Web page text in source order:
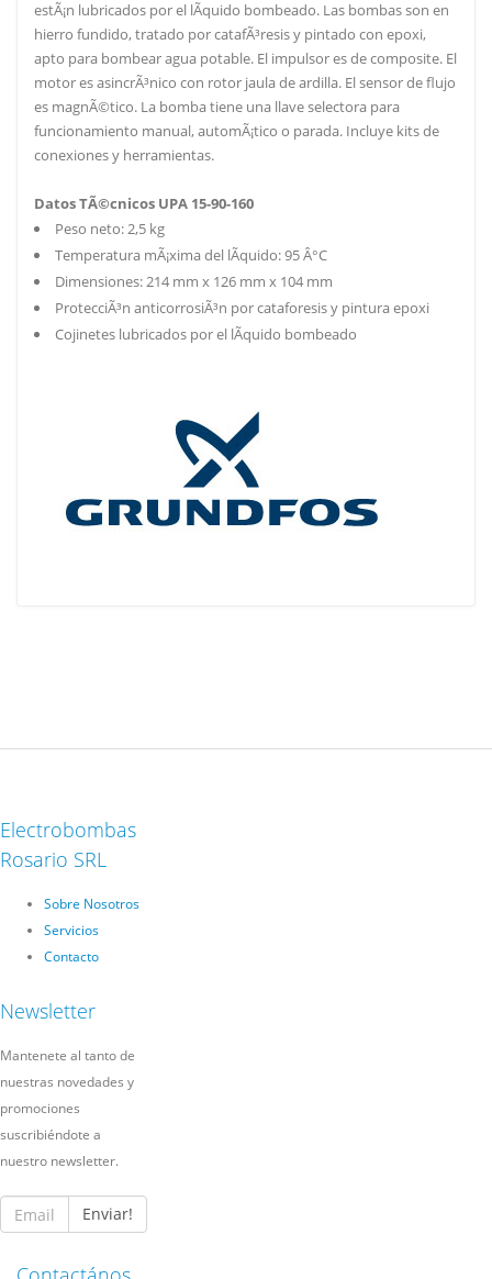
estÃ¡n lubricados por el lÃ­quido bombeado. Las bombas son en
hierro fundido, tratado por catafÃ³resis y pintado con epoxi,
apto para bombear agua potable. El impulsor es de composite. El
motor es asincrÃ³nico con rotor jaula de ardilla. El sensor de flujo
es magnÃ©tico. La bomba tiene una llave selectora para
funcionamiento manual, automÃ¡tico o parada. Incluye kits de
conexiones y herramientas.
Datos TÃ©cnicos UPA 15-90-160
Peso neto: 2,5 kg
Temperatura mÃ¡xima del lÃ­quido: 95 Â°C
Dimensiones: 214 mm x 126 mm x 104 mm
ProtecciÃ³n anticorrosiÃ³n por cataforesis y pintura epoxi
Cojinetes lubricados por el lÃ­quido bombeado
Electrobombas
Rosario SRL
Sobre Nosotros
Servicios
Contacto
Newsletter
Mantenete al tanto de
nuestras novedades y
promociones
suscribiéndote a
nuestro newsletter.
Enviar!